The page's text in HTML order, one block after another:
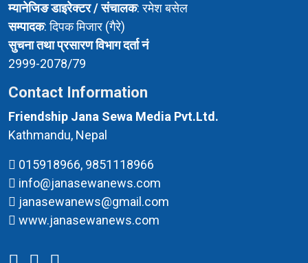
म्यानेजिङ डाइरेक्टर / संचालक: रमेश बसेल
सम्पादक: दिपक मिजार (गैरे)
सुचना तथा प्रसारण विभाग दर्ता नं
2999-2078/79
Contact Information
Friendship Jana Sewa Media Pvt.Ltd.
Kathmandu, Nepal
015918966, 9851118966
info@janasewanews.com
janasewanews@gmail.com
www.janasewanews.com